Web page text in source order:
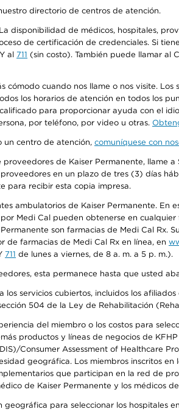
directorio de centros de atención.
disponibilidad de médicos, hospitales,
de certificación de credenciales. Si
al 711 (sin costo). También puede llamar al
cómodo cuando nos llame o nos visite.
los horarios de atención en todos los
para proporcionar ayuda con el
por teléfono, por video u otras.
un centro de atención, comuníquese con
de Kaiser Permanente, llame
en un plazo de tres (3) días
para recibir esta copia impresa.
ambulatorios de Kaiser Permanente.
Medi Cal pueden obtenerse en
son farmacias de Medi Cal
de farmacias de Medi Cal Rx en línea, en
711 de lunes a viernes, de 8 a. m. a 5 p. m.).
esta permanece hasta que usted
servicios cubiertos, incluidos los
504 de la Ley de Rehabilitación
del miembro o los costos para
productos y líneas de negocios de
Consumer Assessment of Healthcare
geográfica. Los miembros inscritos
que participan en la red de
de Kaiser Permanente y los médicos
para seleccionar los hospitales